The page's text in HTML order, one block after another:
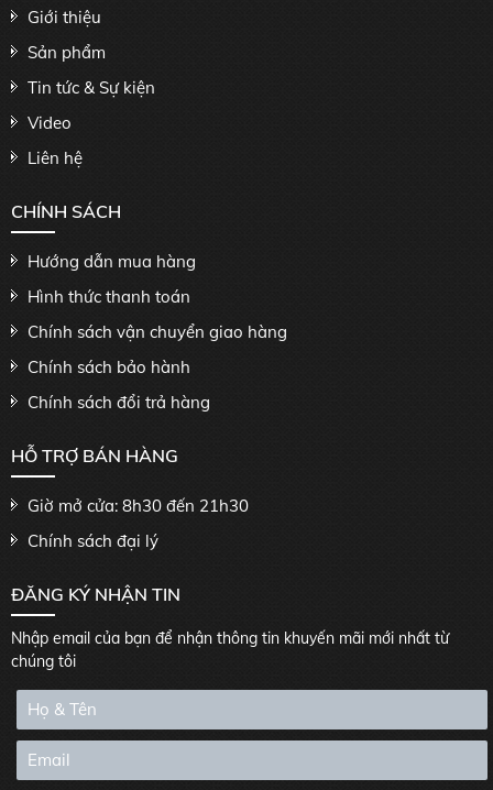
Giới thiệu
Sản phẩm
Tin tức & Sự kiện
Video
Liên hệ
CHÍNH SÁCH
Hướng dẫn mua hàng
Hình thức thanh toán
Chính sách vận chuyển giao hàng
Chính sách bảo hành
Chính sách đổi trả hàng
HỖ TRỢ BÁN HÀNG
Giờ mở cửa: 8h30 đến 21h30
Chính sách đại lý
ĐĂNG KÝ NHẬN TIN
Nhập email của bạn để nhận thông tin khuyến mãi mới nhất từ
chúng tôi